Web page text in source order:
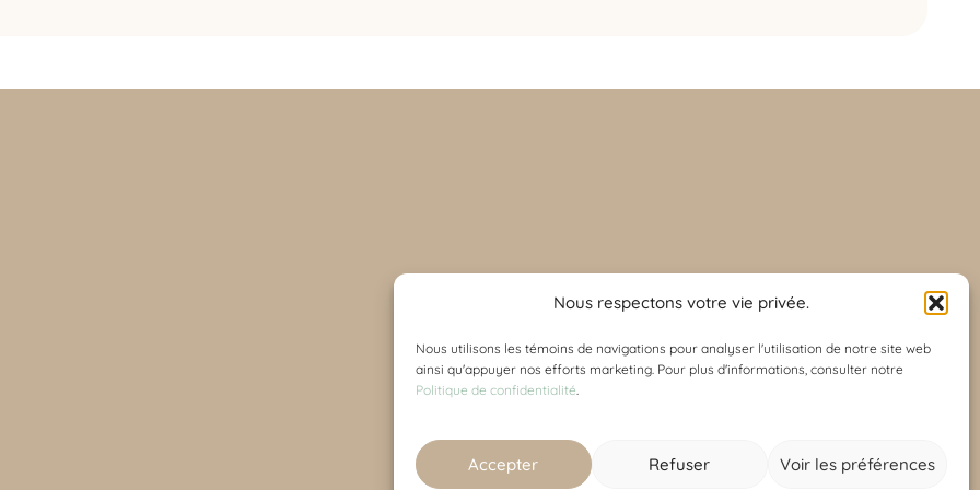
Nous respectons votre vie privée.
Nous utilisons les témoins de navigations pour analyser l'utilisation de notre site web
ainsi qu'appuyer nos efforts marketing. Pour plus d'informations, consulter notre
Politique de confidentialité.
Accepter Refuser Voir les préférences
vente@bebemeghan.ca